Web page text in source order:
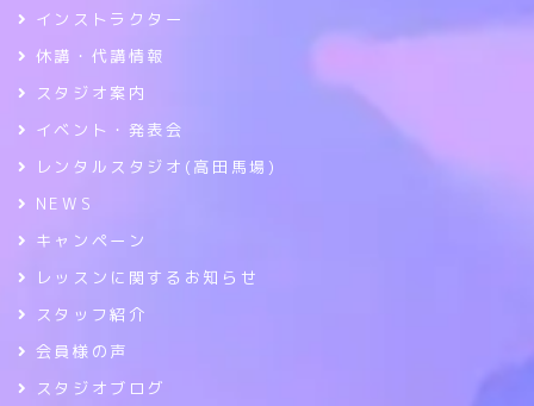
インストラクター
休講・代講情報
スタジオ案内
イベント・発表会
レンタルスタジオ(高田馬場)
NEWS
キャンペーン
レッスンに関するお知らせ
スタッフ紹介
会員様の声
スタジオブログ